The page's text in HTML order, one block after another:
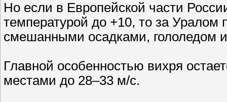
Но если в Европейской части
температурой до +10, то за
смешанными осадками, гололедом
Главной особенностью вихря
местами до 28–33 м/с.